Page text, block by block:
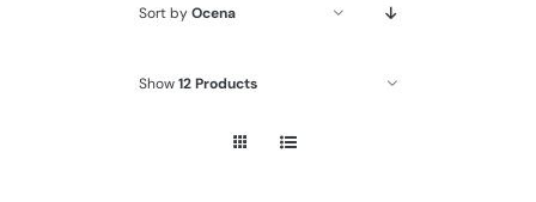
Sort byOcena
Show12 Products